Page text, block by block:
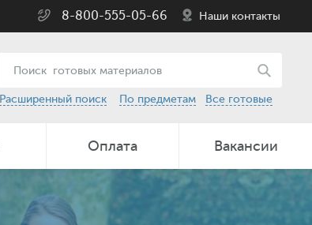
8-800-555-05-66 Наши контакты
Расширенный поиск По предметам Все готовые
Оплата Вакансии